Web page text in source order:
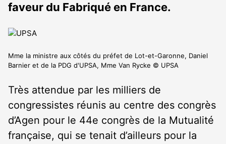
faveur du Fabriqué en France.
Mme la ministre aux côtés du préfet de Lot-et-Garonne, Daniel
Barnier et de la PDG d'UPSA, Mme Van Rycke © UPSA
Très attendue par les milliers de
congressistes réunis au centre des congrès
d’Agen pour le 44e congrès de la Mutualité
française, qui se tenait d’ailleurs pour la